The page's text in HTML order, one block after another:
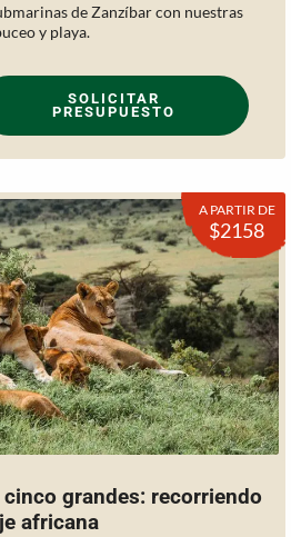
de Zanzíbar con nuestras
y playa.
SOLICITAR
PRESUPUESTO
A PARTIR DE
$2158
grandes: recorriendo
africana